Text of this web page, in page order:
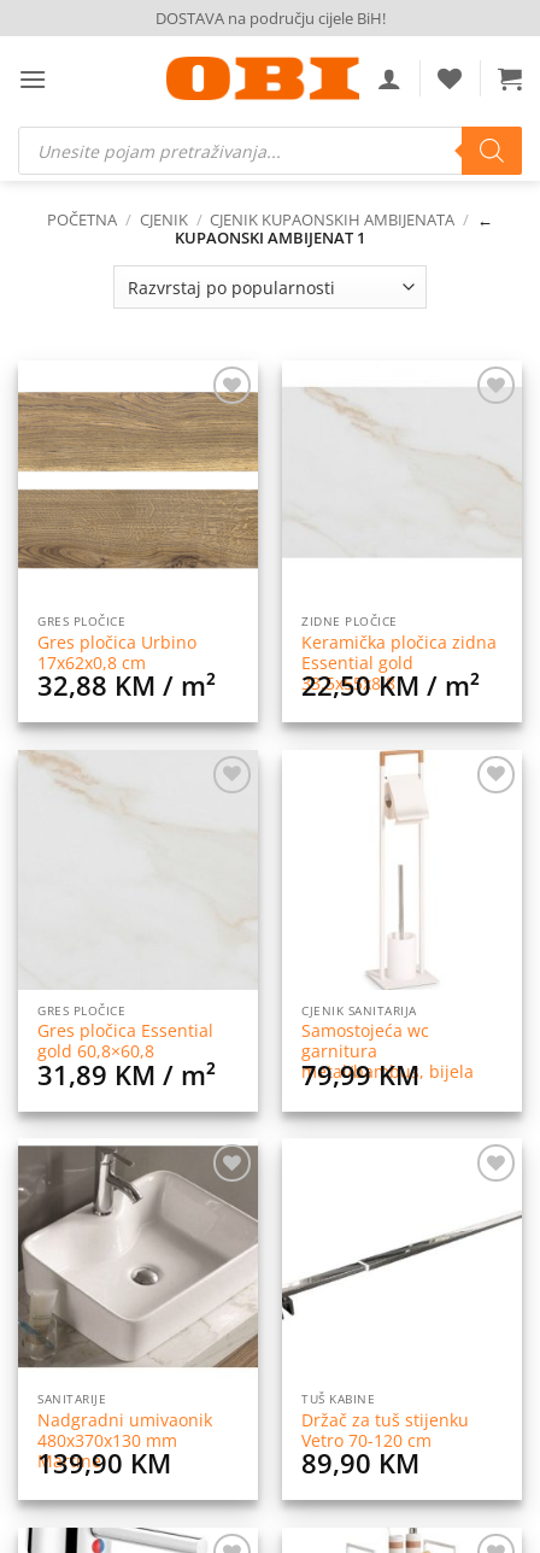
to
content
DOSTAVA na području cijele BiH!
Products
search
POČETNA / CJENIK / CJENIK KUPAONSKIH AMBIJENATA / ←
KUPAONSKI AMBIJENAT 1
Dodaj
na
listu
želja
GRES PLOČICE
Gres pločica Urbino
17x62x0,8 cm
32,88 KM / m²
listu
želja
ZIDNE PLOČICE
Keramička pločica zidna
Essential gold
33,5x55x8,8
22,50KM / m²
GRES PLOČICE
Gres pločica Essential
gold 60,8×60,8
31,89 KM / m²
CJENIK SANITARIJA
Samostojeća wc
garnitura
metal/bambus, bijela
79,99KM
Dodaj
želja
SANITARIJE
Nadgradni umivaonik
480x370x130 mm
Martine
139,90 KM
na
listu
TUŠ KABINE
Držač za tuš stijenku
Vetro 70-120 cm
89,90 KM